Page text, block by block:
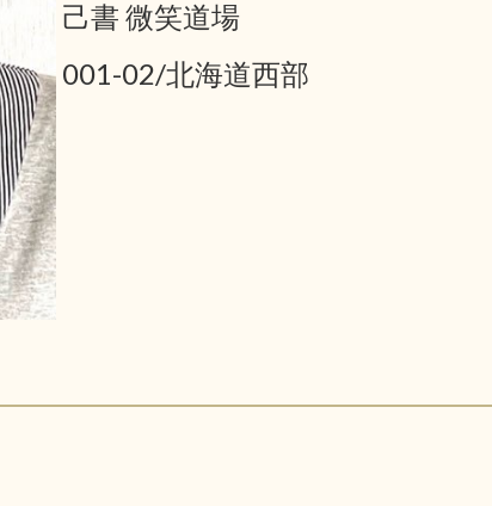
己書 微笑道場
001-02/北海道西部